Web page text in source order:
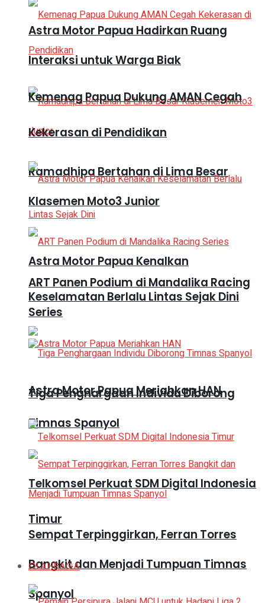
Astra Motor Papua Hadirkan Ruang
Interaksi untuk Warga Biak
Ramadhipa Bertahan di Lima Besar
Klasemen Moto3 Junior
ART Panen Podium di Mandalika Racing
Series
Tiga Penghargaan Individu Diborong
Timnas Spanyol
Sempat Terpinggirkan, Ferran Torres
Bangkit dan Menjadi Tumpuan Timnas
Spanyol
Kemenag Papua Dukung AMAN Cegah
Kekerasan di Pendidikan
Astra Motor Papua Kenalkan
Keselamatan Berlalu Lintas Sejak Dini
Astra Motor Papua Meriahkan HAN
Telkomsel Perkuat SDM Digital Indonesia
Timur
OLAHRAGA